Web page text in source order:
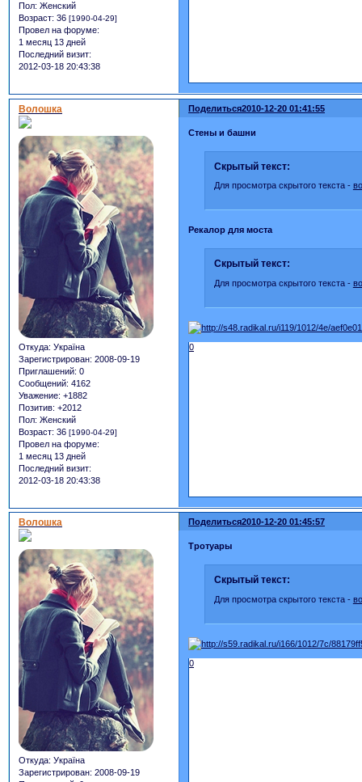
Пол: Женский
Возраст: 36 [1990-04-29]
Провел на форуме:
1 месяц 13 дней
Последний визит:
2012-03-18 20:43:38
Поделиться2010-12-20 01:41:55
Волошка
Откуда: Україна
Зарегистрирован: 2008-09-19
Приглашений: 0
Сообщений: 4162
Уважение: +1882
Позитив: +2012
Пол: Женский
Возраст: 36 [1990-04-29]
Провел на форуме:
1 месяц 13 дней
Последний визит:
2012-03-18 20:43:38
Стены и башни
Скрытый текст:
Для просмотра скрытого текста -
Рекалор для моста
Скрытый текст:
Для просмотра скрытого текста -
0
Поделиться2010-12-20 01:45:57
Волошка
Откуда: Україна
Зарегистрирован: 2008-09-19
Тротуары
Скрытый текст:
Для просмотра скрытого текста -
0